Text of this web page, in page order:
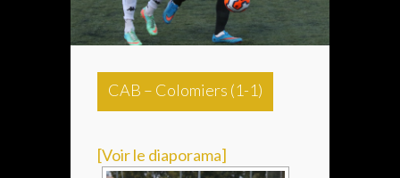
CAB – Colomiers (1-1)
[Voir le diaporama]